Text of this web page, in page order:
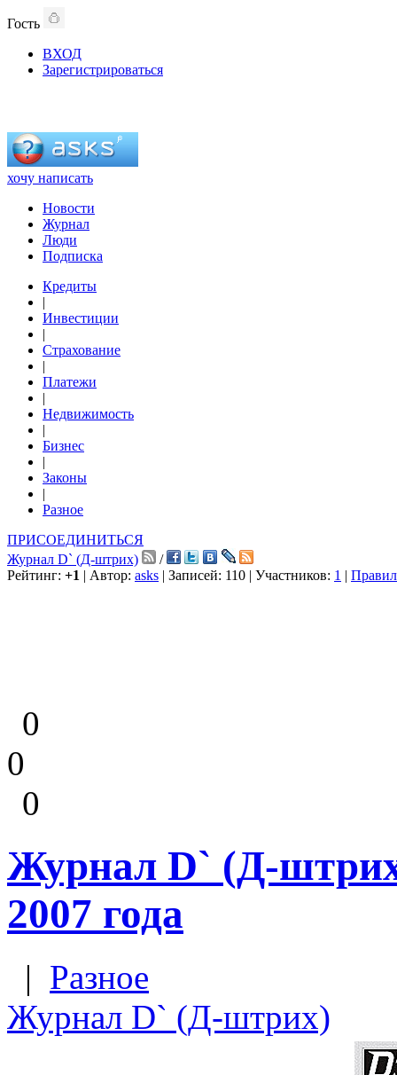
Гость
ВХОД
Зарегистрироваться
хочу написать
Новости
Журнал
Люди
Подписка
Кредиты
|
Инвестиции
|
Страхование
|
Платежи
|
Недвижимость
|
Бизнес
|
Законы
|
Разное
ПРИСОЕДИНИТЬСЯ
Журнал D` (Д-штрих)
/
Рейтинг: +1 | Автор: asks | Записей: 110 | Участников: 1 |
0
0
0
Журнал D` (Д-
2007 года
| Разное
Журнал D` (Д-штрих)